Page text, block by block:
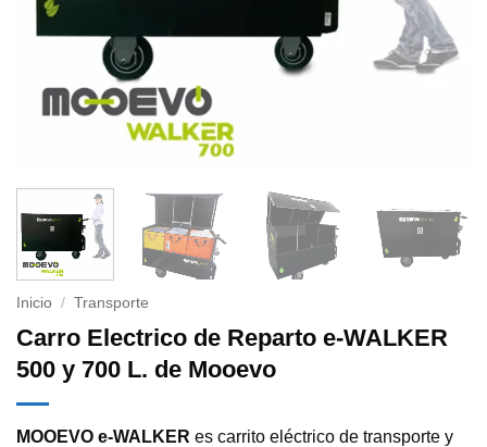
Inicio / Transporte
Carro Electrico de Reparto e-WALKER
500 y 700 L. de Mooevo
MOOEVO e-WALKER es carrito eléctrico de transporte y